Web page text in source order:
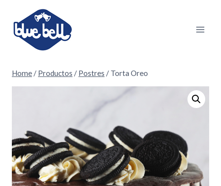
content
Home / Productos / Postres / Torta Oreo